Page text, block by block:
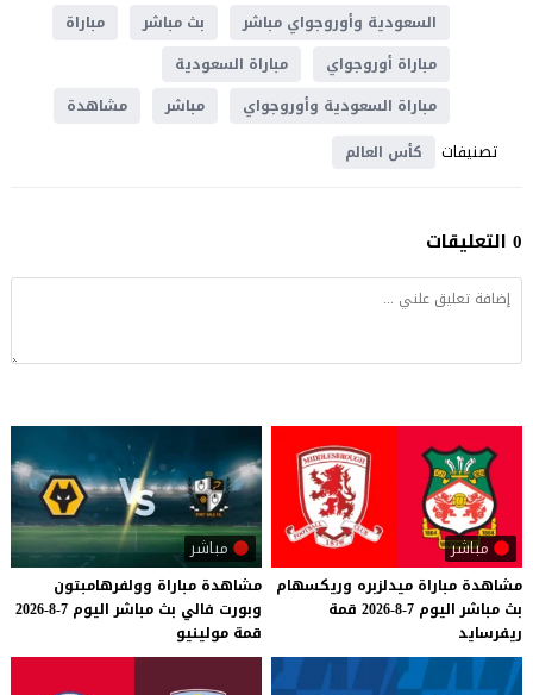
السعودية وأوروجواي مباشر
بث مباشر
مباراة
مباراة أوروجواي
مباراة السعودية
مباراة السعودية وأوروجواي
مباشر مشاهدة
تصنيفات كأس العالم
0 التعليقات
مباشر
مشاهدة مباراة ميدلزبره وريكسهام
بث مباشر اليوم 7-8-2026
قمة
ريفرسايد
مباشر
مشاهدة مباراة وولفرهامبتون
وبورت فالي بث مباشر اليوم 7-8-2026
قمة مولينيو